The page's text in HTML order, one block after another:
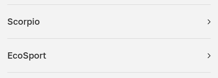
Scorpio
EcoSport